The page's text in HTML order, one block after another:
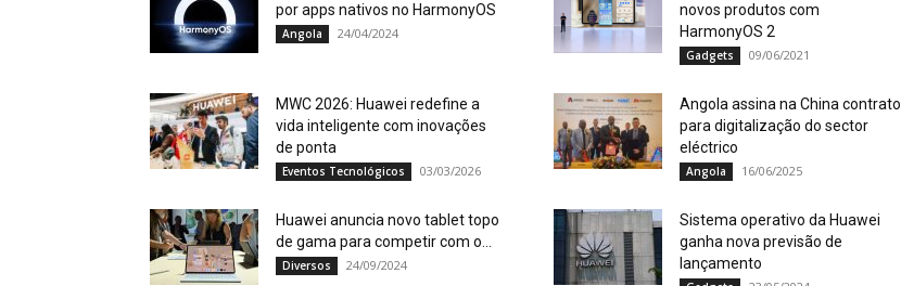
por apps nativos no HarmonyOS
Angola 24/04/2024
novos produtos com
HarmonyOS 2
Gadgets 09/06/2021
MWC 2026: Huawei redefine a
vida inteligente com inovações
de ponta
Eventos Tecnológicos 03/03/2026
Angola assina na China contrato
para digitalização do sector
eléctrico
Angola 16/06/2025
Huawei anuncia novo tablet topo
de gama para competir com o...
Diversos 24/09/2024
Sistema operativo da Huawei
ganha nova previsão de
lançamento